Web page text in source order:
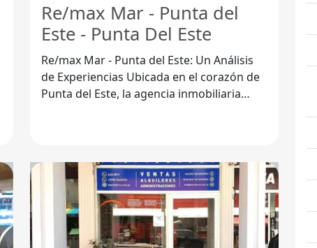
Re/max Mar - Punta del
Este - Punta Del Este
Re/max Mar - Punta del Este: Un Análisis
de Experiencias Ubicada en el corazón de
Punta del Este, la agencia inmobiliaria